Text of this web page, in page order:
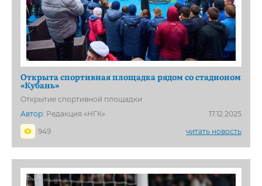
Открыта спортивная площадка рядом со стадионом
«Кубань»
Открытие спортивной площадки
Автор: Редакция «НГК»
17.12.2025
949
читать новость